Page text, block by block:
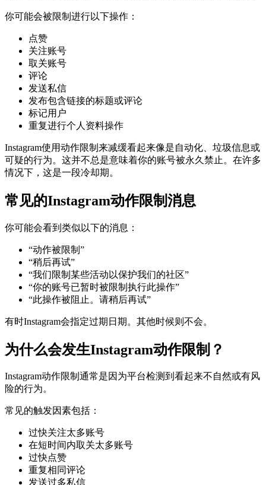
你可能会被限制进行以下操作：
点赞
关注账号
取关账号
评论
发送私信
发布包含链接的标题或评论
标记用户
重复进行个人资料操作
Instagram使用动作限制来减缓看起来像是自动化、垃圾信息或
可疑的行为。这并不总是意味着你的账号被永久禁止。在许多
情况下，这是一段冷却期。
常见的Instagram动作限制消息
你可能会看到类似以下的消息：
“动作被限制”
“稍后再试”
“我们限制某些活动以保护我们的社区”
“你的账号已暂时被限制执行此操作”
“此操作被阻止。请稍后再试”
有时Instagram会指定过期日期。其他时候则不会。
为什么会发生Instagram动作限制？
Instagram动作限制通常是因为平台检测到看起来不自然或有风
险的行为。
常见的触发因素包括：
过快关注太多账号
在短时间内取关太多账号
过快点赞
重复相同评论
发送过多私信